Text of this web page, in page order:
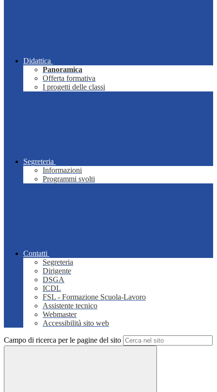
Didattica
Panoramica
Offerta formativa
I progetti delle classi
Segreteria
Informazioni
Programmi svolti
Contatti
Segreteria
Dirigente
DSGA
ICDL
FSL - Formazione Scuola-Lavoro
Assistente tecnico
Webmaster
Accessibilità sito web
Campo di ricerca per le pagine del sito